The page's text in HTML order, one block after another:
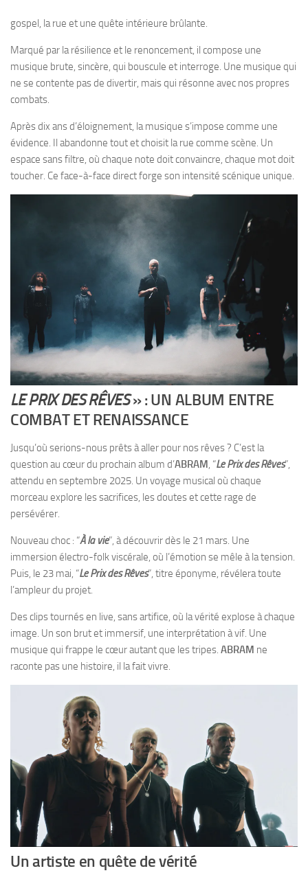
​gospel, la rue et une quête intérieure brûlante.
Marqué par la résilience et le renoncement, il compose une
musique brute, sincère, qui bouscule et interroge. Une musique qui
ne se contente pas de divertir, mais qui résonne avec nos propres
combats.
Après dix ans d’éloignement, la musique s’impose comme une
évidence. Il abandonne tout et choisit la rue comme scène. Un
espace sans filtre, où chaque note doit convaincre, chaque mot doit
toucher. Ce face-à-face direct forge son intensité scénique unique.
LE PRIX DES RÊVES» : UN ALBUM ENTRE
COMBAT ET RENAISSANCE
Jusqu’où serions-nous prêts à aller pour nos rêves ? C’est la
question au cœur du prochain album d’ABRAM, “Le Prix des Rêves”,
attendu en septembre 2025. Un voyage musical où chaque
morceau explore les sacrifices, les doutes et cette rage de
persévérer.
Nouveau choc : “À la vie”, à découvrir dès le 21 mars. Une
immersion électro-folk viscérale, où l’émotion se mêle à la tension.
Puis, le 23 mai, “Le Prix des Rêves”, titre éponyme, révélera toute
l’ampleur du projet.
Des clips tournés en live, sans artifice, où la vérité explose à chaque
image. Un son brut et immersif, une interprétation à vif. Une
musique qui frappe le cœur autant que les tripes. ABRAM ne
raconte pas une histoire, il la fait vivre.
Un artiste en quête de vérité